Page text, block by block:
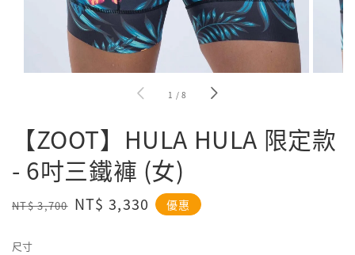
1 /8
【ZOOT】HULA HULA 限定款
- 6吋三鐵褲 (女)
Regular
NT$ 3,700 Sale
NT$ 3,330 優惠
尺寸